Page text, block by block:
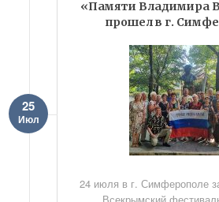
«Памяти Владимира
прошел в г.
25
Июл
24 июля в г. Симферополе